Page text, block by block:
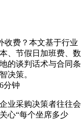
收费？本文基于行业
、节假日加班费、数
的谈判话术与合同条
决策。
6分钟
业采购决策者往往会
心“每个坐席多少